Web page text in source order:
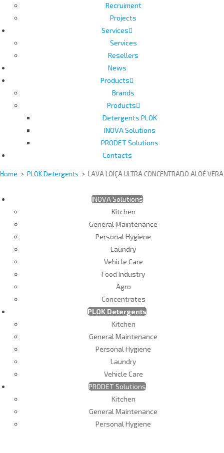
Recruiment
Projects
Services
Services
Resellers
News
Products
Brands
Products
Detergents PLOK
INOVA Solutions
PRODET Solutions
Contacts
Home > PLOK Detergents > LAVA LOIÇA ULTRA CONCENTRADO ALOÉ
INOVA Solutions
Kitchen
General Maintenance
Personal Hygiene
Laundry
Vehicle Care
Food Industry
Agro
Concentrates
PLOK Detergents
Kitchen
General Maintenance
Personal Hygiene
Laundry
Vehicle Care
PRODET Solutions
Kitchen
General Maintenance
Personal Hygiene